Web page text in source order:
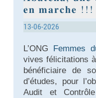
𝐞𝐧 𝐦𝐚𝐫𝐜𝐡𝐞 !!!
13-06-2026
L’ONG Femmes
vives félicitations
bénéficiaire de
d’études, pour
Audit et